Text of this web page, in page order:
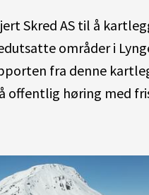
Skred AS til å
områder i
fra denne
offentlig høring med